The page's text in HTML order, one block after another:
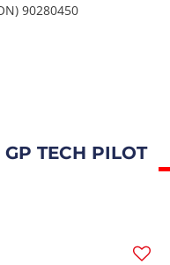
90280450
GP TECH PILOT